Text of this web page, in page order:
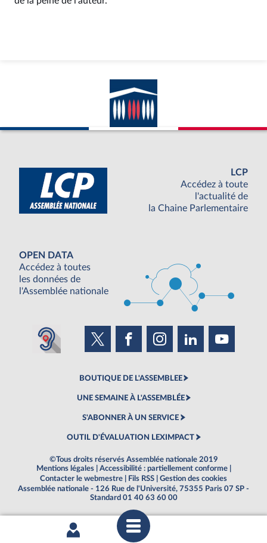
LCP
Accédez à toute
l'actualité de
la Chaine Parlementaire
OPEN DATA
Accédez à toutes
les données de
l'Assemblée nationale
BOUTIQUE DE L'ASSEMBLEE
UNE SEMAINE À L'ASSEMBLÉE
S'ABONNER À UN SERVICE
OUTIL D'ÉVALUATION LEXIMPACT
©Tous droits réservés Assemblée nationale 2019
Mentions légales
Accessibilité : partiellement conforme
Contacter le webmestre
Fils RSS
Gestion des cookies
Assemblée nationale - 126 Rue de l'Université, 75355 Paris 07 SP -
Standard 01 40 63 60 00